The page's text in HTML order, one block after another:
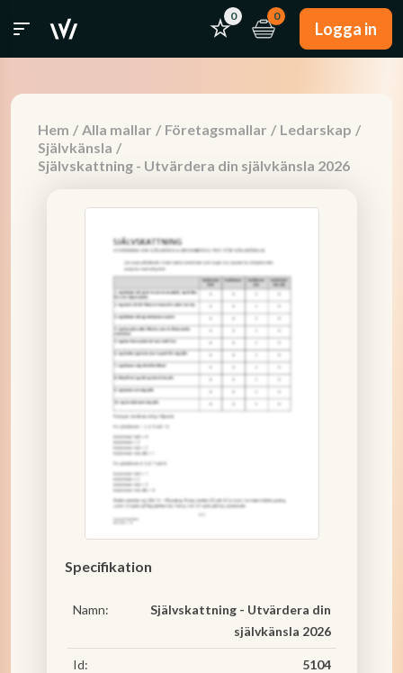
0 0
Logga in
Hem / Alla mallar / Företagsmallar / Ledarskap /
Självkänsla /
Självskattning - Utvärdera din självkänsla 2026
Specifikation
Namn:
Självskattning - Utvärdera din
självkänsla 2026
Id: 5104